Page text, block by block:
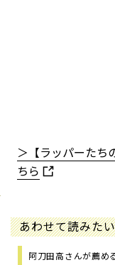
＞【ラッパーたち
ちら
あわせて読みたい
阿刀田高さんが薦